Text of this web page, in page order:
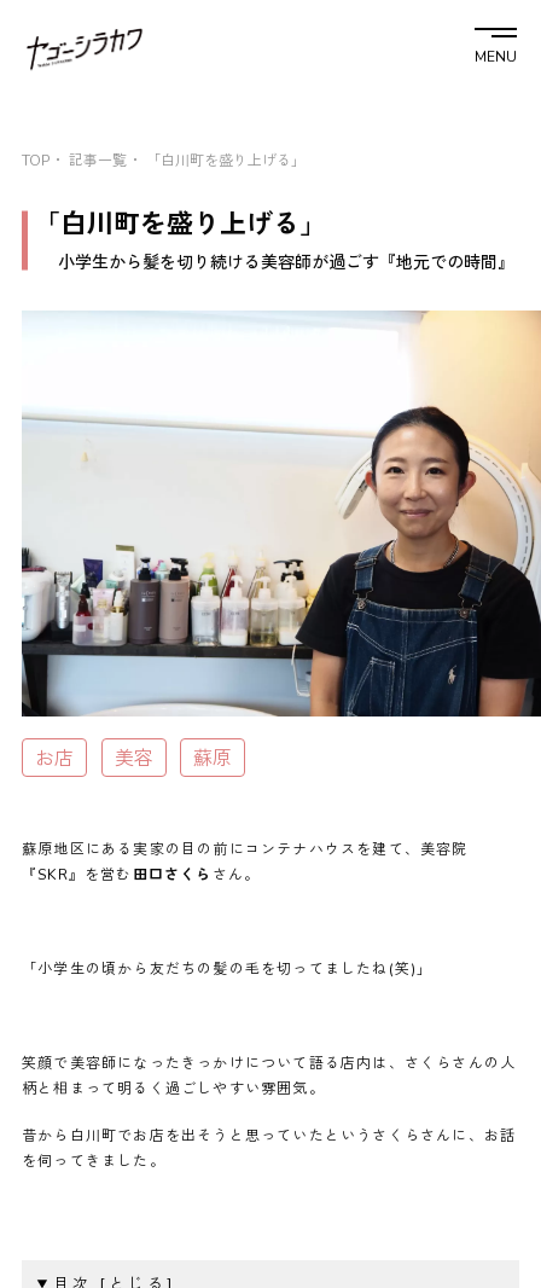
MENU
TOP 記事一覧 「白川町を盛り上げる」
「白川町を盛り上げる」
小学生から髪を切り続ける美容師が過ごす『地元での時間』
お店 美容 蘇原
蘇原地区にある実家の目の前にコンテナハウスを建て、美容院
『SKR』を営む 田口さくら さん。
「小学生の頃から友だちの髪の毛を切ってましたね(笑)」
笑顔で美容師になったきっかけについて語る店内は、さくらさんの人
柄と相まって明るく過ごしやすい雰囲気。
昔から白川町でお店を出そうと思っていたというさくらさんに、お話
を伺ってきました。